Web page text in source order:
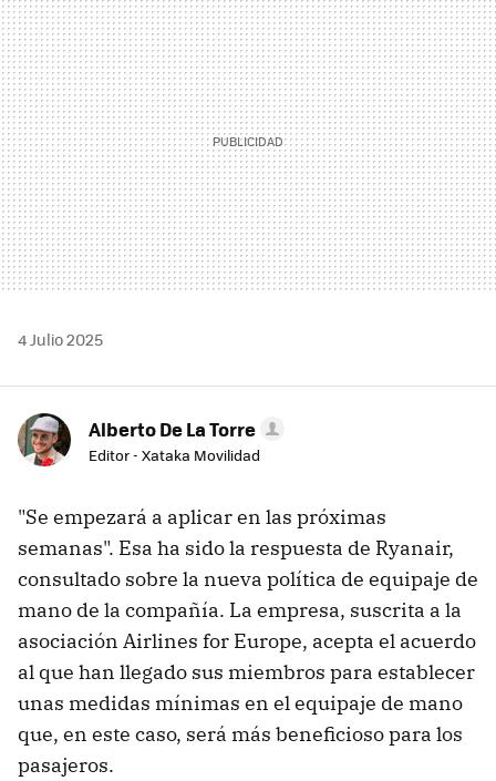
MAIL
4 Julio 2025
Alberto De La Torre
Editor - Xataka Movilidad
"Se empezará a aplicar en las próximas
semanas". Esa ha sido la respuesta de Ryanair,
consultado sobre la nueva política de equipaje de
mano de la compañía. La empresa, suscrita a la
asociación Airlines for Europe, acepta el acuerdo
al que han llegado sus miembros para establecer
unas medidas mínimas en el equipaje de mano
que, en este caso, será más beneficioso para los
pasajeros.